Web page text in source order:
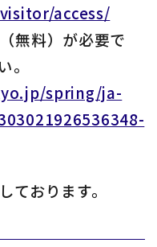
access/
無料）が必要で
。
spring/ja-
ております。